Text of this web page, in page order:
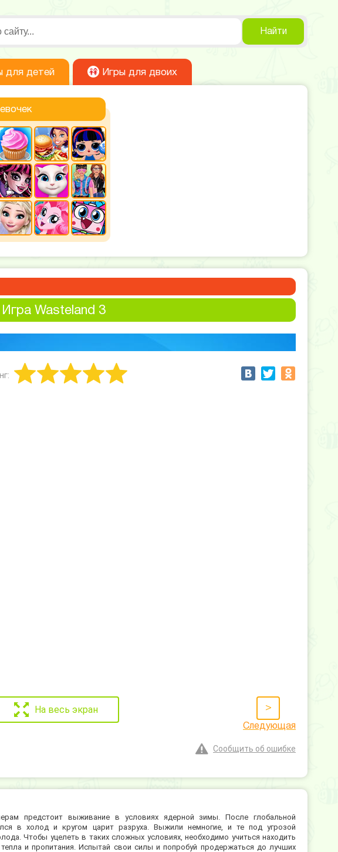
Найти
для детей Игры для двоих
Игра Wasteland 3
На весь экран >
Следующая
Сообщить об ошибке
предстоит выживание в условиях ядерной зимы. После глобальной
в холод и кругом царит разруха. Выжили немногие, и те под угрозой
Чтобы уцелеть в таких сложных условиях, необходимо учиться находить
и пропитания. Испытай свои силы и попробуй продержаться до лучших